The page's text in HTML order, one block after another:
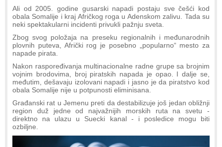
Ali od 2005. godine gusarski napadi postaju sve češći kod
obala Somalije i kraj Afričkog roga u Adenskom zalivu. Tada su
neki spektakularni incidenti privukli pažnju sveta.
Zbog svog položaja na preseku regionalnih i međunarodnih
plovnih puteva, Afrički rog je posebno „popularno“ mesto za
napade pirata.
Nakon raspoređivanja multinacionalne radne grupe sa brojnim
vojnim brodovima, broj piratskih napada je opao. I dalje se,
međutim, dešavaju izolovani napadi i jasno je da piratstvo kod
obala Somalije nije u potpunosti eliminisana.
Građanski rat u Jemenu preti da destabilizuje još jedan obližnji
region duž jedne od najvažnijih morskih ruta na svetu -
direktno na ulazu u Suecki kanal - i posledice mogu biti
ozbiljne.